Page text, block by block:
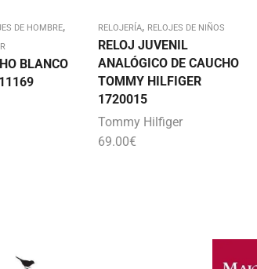
DE HOMBRE,
BLANCO
RELOJERÍA, RELOJES DE NIÑOS
RELOJ JUVENIL
ANALÓGICO DE CAUCHO
TOMMY HILFIGER
1720015
Tommy Hilfiger
69.00€